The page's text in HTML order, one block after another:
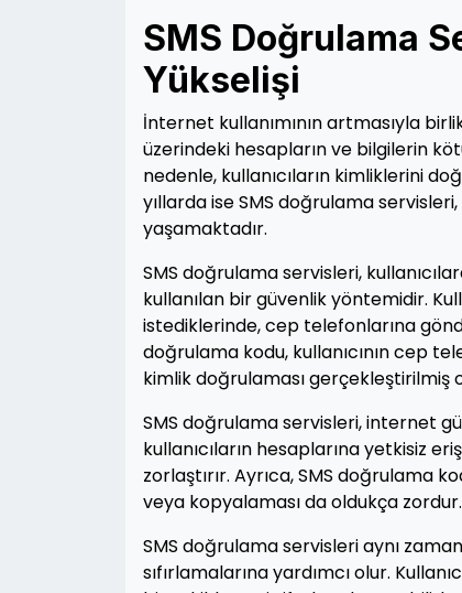
SMS Doğrulama
Yükselişi
İnternet kullanımının artmasıyla
üzerindeki hesapların ve bilgilerin
nedenle, kullanıcıların kimliklerini
yıllarda ise SMS doğrulama
yaşamaktadır.
SMS doğrulama servisleri,
kullanılan bir güvenlik yöntemidir.
istediklerinde, cep telefonlarına
doğrulama kodu, kullanıcının cep
kimlik doğrulaması gerçekleştirilmiş
SMS doğrulama servisleri, internet
kullanıcıların hesaplarına yetkisiz
zorlaştırır. Ayrıca, SMS doğrulama
veya kopyalaması da oldukça zordur.
SMS doğrulama servisleri aynı
sıfırlamalarına yardımcı olur.